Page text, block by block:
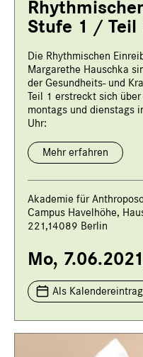
Stufe 1 / Teil
Die Rhythmischen
Margarethe Hauschka
der Gesundheits- und
Teil 1 erstreckt sich
montags und dienstags
Uhr:
Mehr erfahren
Akademie für
Campus Havelhöhe,
221,14089 Berlin
Mo,
Als